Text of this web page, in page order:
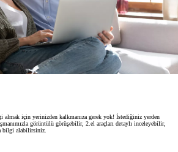
almak için yerinizden kalkmanıza gerek yok! İstediğiniz yerden
görüntülü görüşebilir, 2.el araçları detaylı inceleyebilir,
bilgi alabilirsiniz.